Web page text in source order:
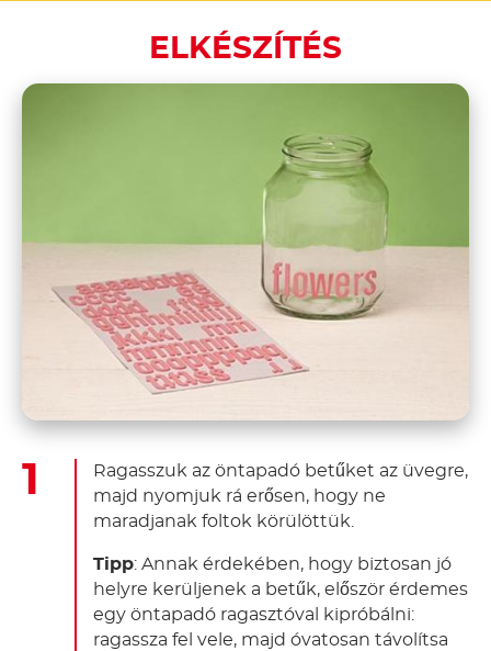
ELKÉSZÍTÉS
Ragasszuk az öntapadó betűket az üvegre,
majd nyomjuk rá erősen, hogy ne
maradjanak foltok körülöttük.
Tipp: Annak érdekében, hogy biztosan jó
helyre kerüljenek a betűk, először érdemes
egy öntapadó ragasztóval kipróbálni:
ragassza fel vele, majd óvatosan távolítsa